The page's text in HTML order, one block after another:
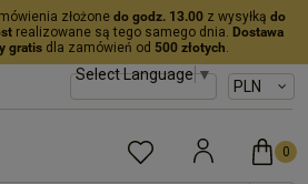
złożone do godz. 13.00z wysyłką do
realizowane są tego samego dnia. Dostawa
gratisdla zamówień od 500 złotych.
Select Language▼